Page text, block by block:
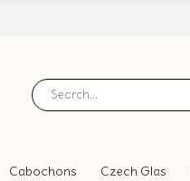
Cabochons Czech Glas